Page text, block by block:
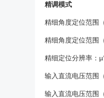
精调模式
精细角度定位范围
精细角度定位范围
精细定位分辨率：
输入直流电压范围
输入直流电压范围